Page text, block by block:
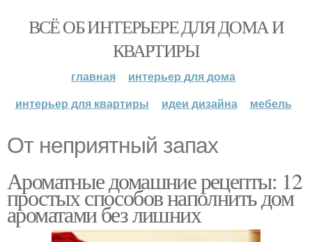
ВСЁ ОБ ИНТЕРЬЕРЕ ДЛЯ ДОМА И
КВАРТИРЫ
главная
интерьер для дома
интерьер для квартиры
идеи дизайна мебель
От неприятный запах
Ароматные домашние рецепты: 12
простых способов наполнить дом
ароматами без лишних